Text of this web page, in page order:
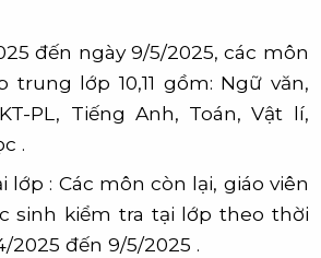
đến ngày 9/5/2025, các môn
trung lớp 10,11 gồm: Ngữ văn,
PL, Tiếng Anh, Toán, Vật lí,
.
lớp : Các môn còn lại, giáo viên
sinh kiểm tra tại lớp theo thời
2025 đến 9/5/2025 .